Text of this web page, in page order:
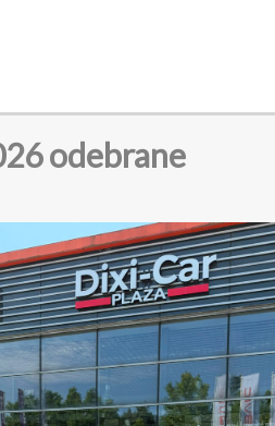
odebrane